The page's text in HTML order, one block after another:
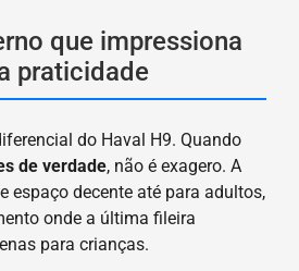
que impressiona
praticidade
do Haval H9. Quando
de verdade, não é exagero. A
espaço decente até para adultos,
onde a última fileira
para crianças.